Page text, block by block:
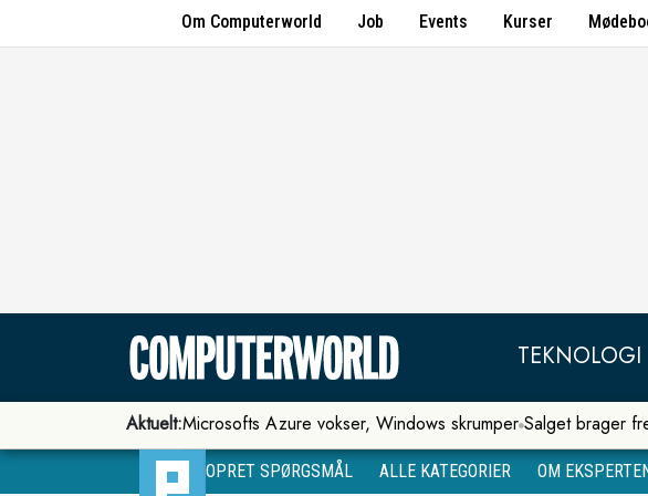
Om Computerworld Job Events Kurser
TEKNOLOGI
Aktuelt:Microsofts Azure vokser, Windows skrumper Salget brager
OPRET SPØRGSMÅL ALLE KATEGORIER OM